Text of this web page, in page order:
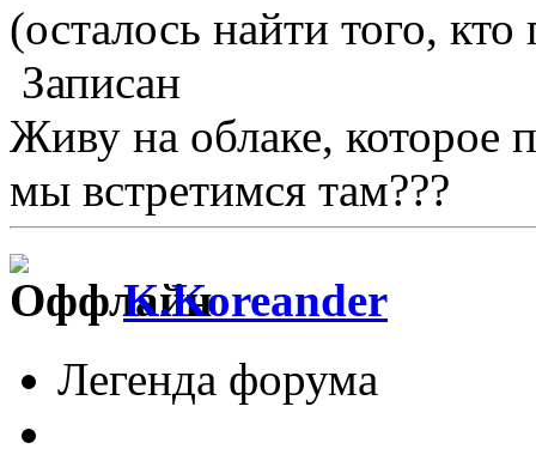
(осталось найти того, кто
Записан
Живу на облаке,
мы встретимся там???
K.Koreander
Легенда форума